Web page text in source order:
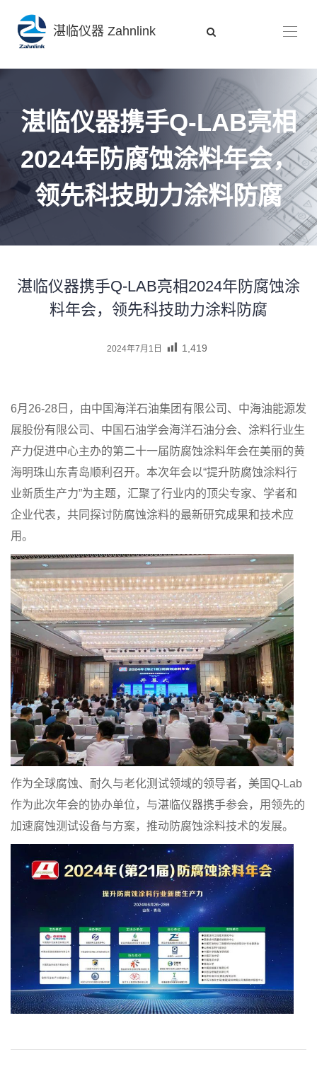
湛临仪器 Zahnlink
湛临仪器携手Q-LAB亮相
2024年防腐蚀涂料年会，
领先科技助力涂料防腐
湛临仪器携手Q-LAB亮相2024年防腐蚀涂
料年会，领先科技助力涂料防腐
2024年7月1日 1,419
6月26-28日，由中国海洋石油集团有限公司、中海油能源发
展股份有限公司、中国石油学会海洋石油分会、涂料行业生
产力促进中心主办的第二十一届防腐蚀涂料年会在美丽的黄
海明珠山东青岛顺利召开。本次年会以“提升防腐蚀涂料行
业新质生产力”为主题，汇聚了行业内的顶尖专家、学者和
企业代表，共同探讨防腐蚀涂料的最新研究成果和技术应
用。
作为全球腐蚀、耐久与老化测试领域的领导者，美国Q-Lab
作为此次年会的协办单位，与湛临仪器携手参会，用领先的
加速腐蚀测试设备与方案，推动防腐蚀涂料技术的发展。